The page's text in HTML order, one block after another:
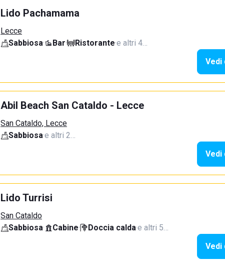
Lido Pachamama
Lecce
Sabbiosa· Bar· Ristorante·e altri 4…
Vedi
Abil Beach San Cataldo - Lecce
San Cataldo, Lecce
Sabbiosa·e altri 2…
Vedi
Lido Turrisi
San Cataldo
Sabbiosa· Cabine· Doccia calda·e altri 5…
Vedi